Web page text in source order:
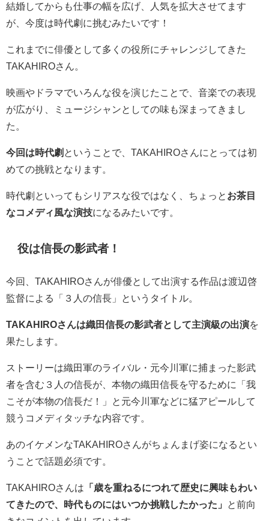
結婚してからも仕事の幅を広げ、人気を拡大させてます
が、今度は時代劇に挑むみたいです！
これまでに俳優として多くの役所にチャレンジしてきた
TAKAHIROさん。
映画やドラマでいろんな役を演じたことで、音楽での表現
が広がり、ミュージシャンとしての味も深まってきまし
た。
今回は時代劇 ということで、TAKAHIROさんにとっては初
めての挑戦となります。
時代劇といってもシリアスな役ではなく、ちょっと お茶目
なコメディ風な演技になるみたいです。
役は信長の影武者！
今回、TAKAHIROさんが俳優として出演する作品は渡辺啓
監督による「３人の信長」というタイトル。
TAKAHIROさんは織田信長の影武者として主演級の出演を
果たします。
ストーリーは織田軍のライバル・元今川軍に捕まった影武
者を含む３人の信長が、本物の織田信長を守るために「我
こそが本物の信長だ！」と元今川軍などに猛アピールして
競うコメディタッチな内容です。
あのイケメンなTAKAHIROさんがちょんまげ姿になるとい
うことで話題必須です。
TAKAHIROさんは 「歳を重ねるにつれて歴史に興味もわい
てきたので、時代ものにはいつか挑戦したかった」
と前向